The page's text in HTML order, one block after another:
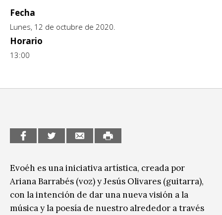
CCE en el interior/libros
Espacio itinerante de lectura infantil
Exposiciones
Formación
Género y Diversidad
Música
Sin categoría
Fecha
Lunes, 12 de octubre de 2020.
Horario
13:00
Evoéh es una iniciativa artística, creada por
Ariana Barrabés (voz) y Jesús Olivares (guitarra),
con la intención de dar una nueva visión a la
música y la poesía de nuestro alrededor a través